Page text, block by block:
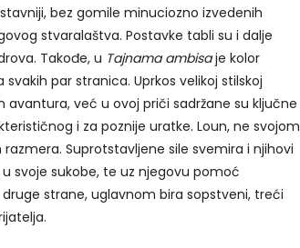
bez gomile minuciozno izvedenih
stvaralaštva. Postavke tabli su i dalje
Takođe, u Tajnama ambisaje kolor
par stranica. Uprkos velikoj stilskoj
već u ovoj priči sadržane su ključne
i za poznije uratke. Loun, ne svojom
Suprotstavljene sile svemira i njihovi
svoje sukobe, te uz njegovu pomoć
strane, uglavnom bira sopstveni, treći